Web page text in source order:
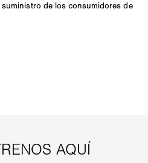
de los consumidores de